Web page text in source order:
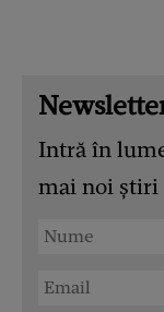
Intră în
mai noi știri